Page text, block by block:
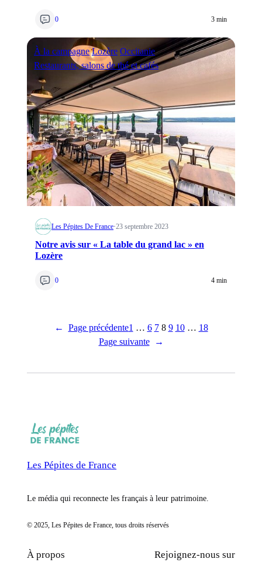
0 3 min
À la campagne Lozère Occitanie
Restaurants, salons de thé et cafés
Les Pépites De France·23 septembre 2023
Notre avis sur « La table du grand lac » en
Lozère
0 4 min
← Page précédente1 … 6 7 8 9 10 … 18
Page suivante
→
Les Pépites de France
Le média qui reconnecte les français à leur patrimoine.
© 2025, Les Pépites de France, tous droits réservés
À propos Rejoignez-nous sur